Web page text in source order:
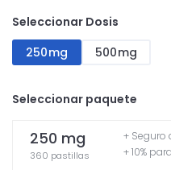
Seleccionar Dosis
250mg
500mg
Seleccionar paquete
250 mg
360 pastillas
+ Seguro
+ 10%